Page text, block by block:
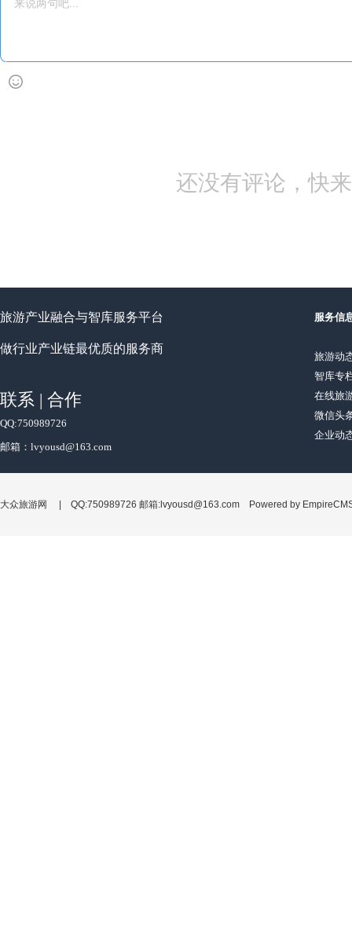
还没有评论，快
旅游产业融合与智库服务平台
做行业产业链最优质的服务商
联系 | 合作
QQ:750989726
邮箱：lvyousd@163.com
服务信
旅游动
智库专
在线旅
微信头
企业动
大众旅游网 | QQ:750989726 邮箱:lvyousd@163.com Powered by